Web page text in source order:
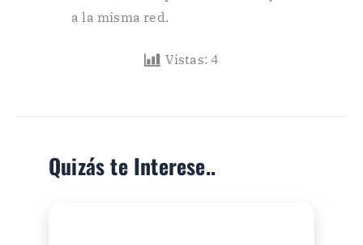
a la misma red.
Vistas: 4
Quizás te Interese..